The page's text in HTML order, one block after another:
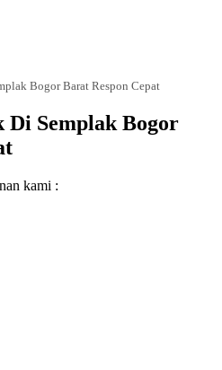
Bogor Barat Respon Cepat
Semplak Bogor
kami :